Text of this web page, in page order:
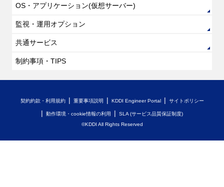
OS・アプリケーション(仮想サーバー)
監視・運用オプション
共通サービス
制約事項・TIPS
契約約款・利用規約 重要事項説明 KDDI Engineer Portal サイトポリシー
動作環境・cookie情報の利用
SLA (サービス品質保証制度)
©KDDI All Rights Reserved